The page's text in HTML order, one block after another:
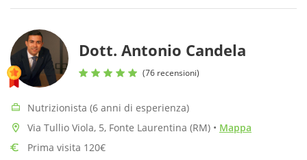
Dott. Antonio Candela
(76 recensioni)
Nutrizionista (6 anni di esperienza)
Via Tullio Viola, 5, Fonte Laurentina (RM) • Mappa
Prima visita 120€